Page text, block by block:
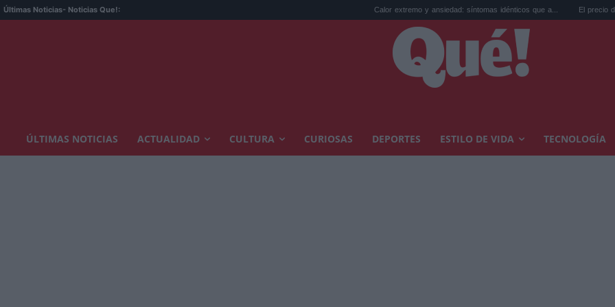
Últimas Noticias- Noticias Que!: Calor extremo y ansiedad: síntomas idénticos que a... El precio de la vivienda en
ÚLTIMAS NOTICIAS ACTUALIDAD CULTURA CURIOSAS DEPORTES ESTILO DE VIDA TECNOLOGÍA